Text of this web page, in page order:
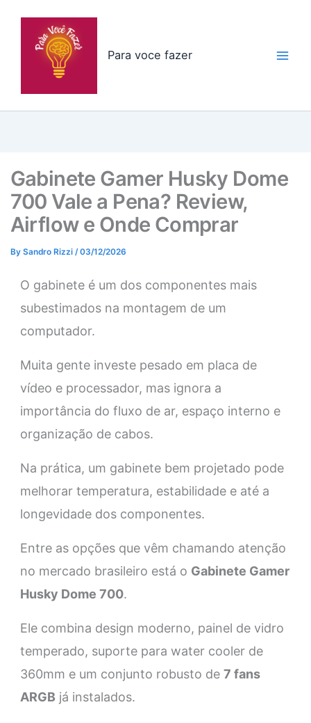
Para voce fazer
Gabinete Gamer Husky Dome
700 Vale a Pena? Review,
Airflow e Onde Comprar
By Sandro Rizzi /03/12/2026
O gabinete é um dos componentes mais
subestimados na montagem de um
computador.
Muita gente investe pesado em placa de
vídeo e processador, mas ignora a
importância do fluxo de ar, espaço interno e
organização de cabos.
Na prática, um gabinete bem projetado pode
melhorar temperatura, estabilidade e até a
longevidade dos componentes.
Entre as opções que vêm chamando atenção
no mercado brasileiro está o Gabinete Gamer
Husky Dome 700.
Ele combina design moderno, painel de vidro
temperado, suporte para water cooler de
360mm e um conjunto robusto de 7 fans
ARGB já instalados.